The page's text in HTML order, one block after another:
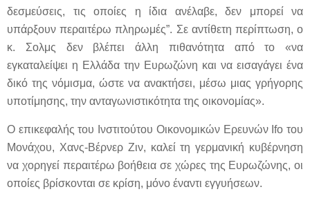
δεσμεύσεις, τις οποίες η ίδια ανέλαβε, δεν μπορεί να
υπάρξουν περαιτέρω πληρωμές”. Σε αντίθετη περίπτωση, ο
κ. Σολμς δεν βλέπει άλλη πιθανότητα από το «να
εγκαταλείψει η Ελλάδα την Ευρωζώνη και να εισαγάγει ένα
δικό της νόμισμα, ώστε να ανακτήσει, μέσω μιας γρήγορης
υποτίμησης, την ανταγωνιστικότητα της οικονομίας».
Ο επικεφαλής του Ινστιτούτου Οικονομικών Ερευνών Ifo του
Μονάχου, Χανς-Βέρνερ Ζιν, καλεί τη γερμανική κυβέρνηση
να χορηγεί περαιτέρω βοήθεια σε χώρες της Ευρωζώνης, οι
οποίες βρίσκονται σε κρίση, μόνο έναντι εγγυήσεων.